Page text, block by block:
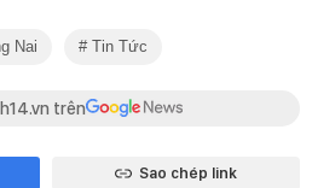
Nai Tin Tức
trên
Sao chép link